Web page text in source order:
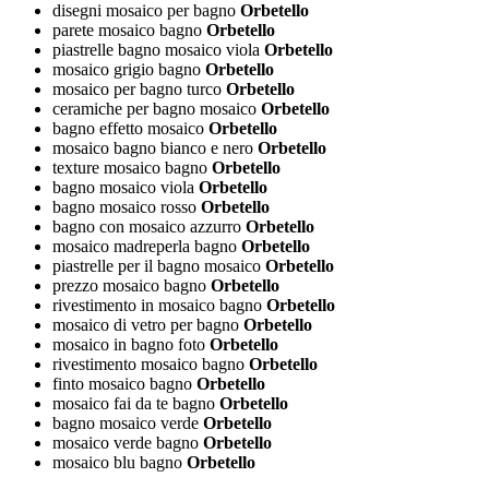
disegni mosaico per bagno Orbetello
parete mosaico bagno Orbetello
piastrelle bagno mosaico viola Orbetello
mosaico grigio bagno Orbetello
mosaico per bagno turco Orbetello
ceramiche per bagno mosaico Orbetello
bagno effetto mosaico Orbetello
mosaico bagno bianco e nero Orbetello
texture mosaico bagno Orbetello
bagno mosaico viola Orbetello
bagno mosaico rosso Orbetello
bagno con mosaico azzurro Orbetello
mosaico madreperla bagno Orbetello
piastrelle per il bagno mosaico Orbetello
prezzo mosaico bagno Orbetello
rivestimento in mosaico bagno Orbetello
mosaico di vetro per bagno Orbetello
mosaico in bagno foto Orbetello
rivestimento mosaico bagno Orbetello
finto mosaico bagno Orbetello
mosaico fai da te bagno Orbetello
bagno mosaico verde Orbetello
mosaico verde bagno Orbetello
mosaico blu bagno Orbetello